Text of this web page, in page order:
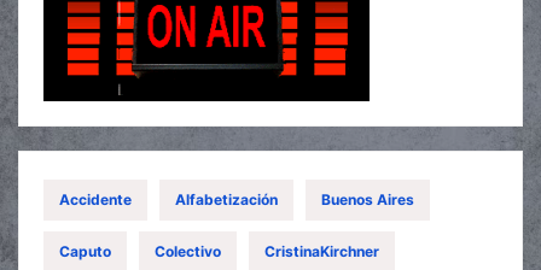
Accidente Alfabetización Buenos Aires
Caputo Colectivo CristinaKirchner